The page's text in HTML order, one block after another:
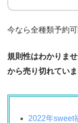
今なら全種類予約可
規則性はわかりま
から売り切れていま
2022年sweet